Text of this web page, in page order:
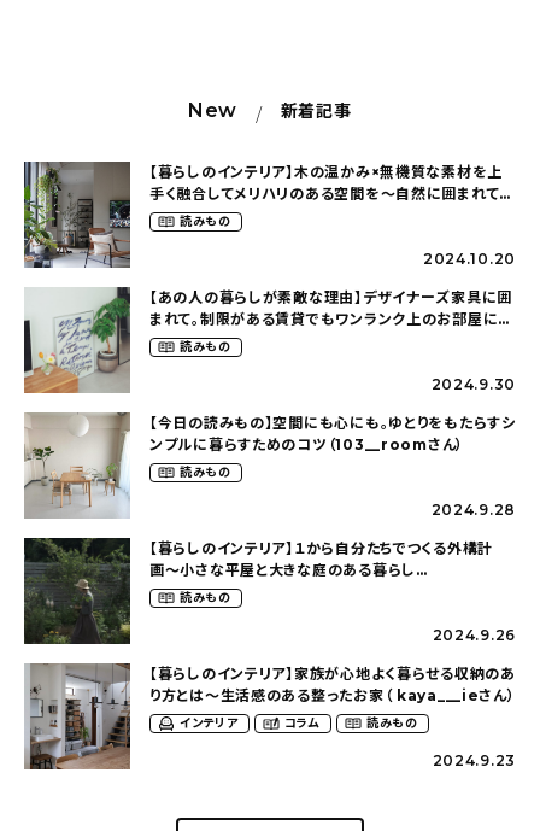
New 新着記事
【暮らしのインテリア】木の温かみ×無機質な素材を上
手く融合してメリハリのある空間を〜自然に囲まれて暮
らす（ki_no_ieさん）
読みもの
2024.10.20
【あの人の暮らしが素敵な理由】デザイナーズ家具に囲
まれて。制限がある賃貸でもワンランク上のお部屋に〜
狭くても好きな暮らしのこと（_____chika708さん）
読みもの
2024.9.30
【今日の読みもの】空間にも心にも。ゆとりをもたらすシ
ンプルに暮らすためのコツ（103__roomさん）
読みもの
2024.9.28
【暮らしのインテリア】１から自分たちでつくる外構計
画〜小さな平屋と大きな庭のある暮らし
（tsumikiniwaさん）
読みもの
2024.9.26
【暮らしのインテリア】家族が心地よく暮らせる収納のあ
り方とは〜生活感のある整ったお家（ kaya___ieさん）
インテリア コラム 読みもの
2024.9.23